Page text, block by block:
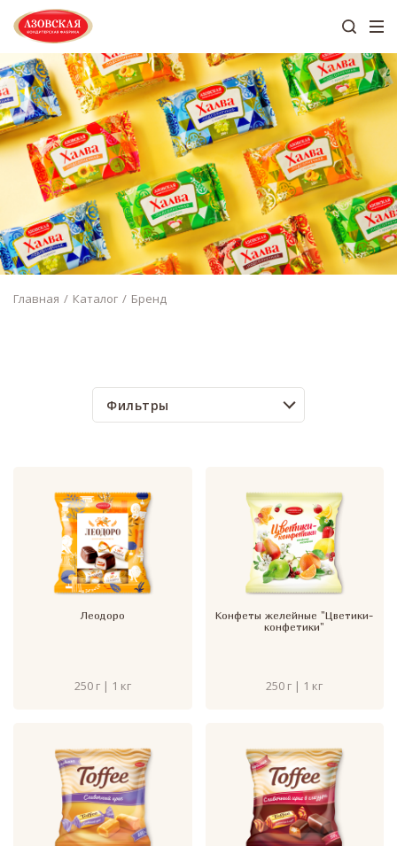
Главная Каталог Бренд
Фильтры
Леодоро
250 г | 1 кг
Конфеты желейные "Цветики-
конфетики"
250 г | 1 кг